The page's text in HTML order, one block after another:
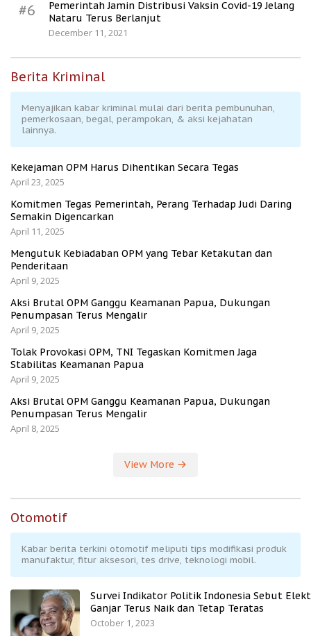
#6
Pemerintah Jamin Distribusi Vaksin Covid-19 Jelang
Nataru Terus Berlanjut
December 11, 2021
Berita Kriminal
Menyajikan kabar kriminal mulai dari berita pembunuhan,
pemerkosaan, begal, perampokan, & aksi kejahatan
lainnya.
Kekejaman OPM Harus Dihentikan Secara Tegas
April 23, 2025
Komitmen Tegas Pemerintah, Perang Terhadap Judi Daring
Semakin Digencarkan
April 11, 2025
Mengutuk Kebiadaban OPM yang Tebar Ketakutan dan
Penderitaan
April 9, 2025
Aksi Brutal OPM Ganggu Keamanan Papua, Dukungan
Penumpasan Terus Mengalir
April 9, 2025
Tolak Provokasi OPM, TNI Tegaskan Komitmen Jaga
Stabilitas Keamanan Papua
April 9, 2025
Aksi Brutal OPM Ganggu Keamanan Papua, Dukungan
Penumpasan Terus Mengalir
April 8, 2025
View More
Otomotif
Kabar berita terkini otomotif meliputi tips modifikasi produk
manufaktur, fitur aksesori, tes drive, teknologi mobil.
Survei Indikator Politik Indonesia Sebut
Ganjar Terus Naik dan Tetap Teratas
October 1, 2023